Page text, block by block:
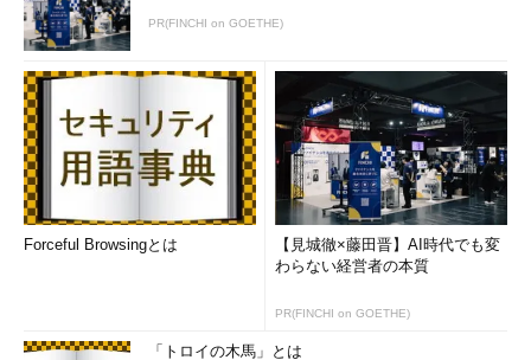
PR(FINCHI on GOETHE)
Forceful Browsingとは
【見城徹×藤田晋】AI時代でも変
わらない経営者の本質
PR(FINCHI on GOETHE)
「トロイの木馬」とは